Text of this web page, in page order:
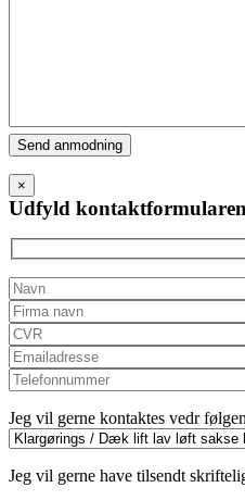
Please
leave
this
field
empty.
×
Udfyld kontaktformularen
Jeg vil gerne kontaktes vedr
Jeg vil gerne have tilsendt